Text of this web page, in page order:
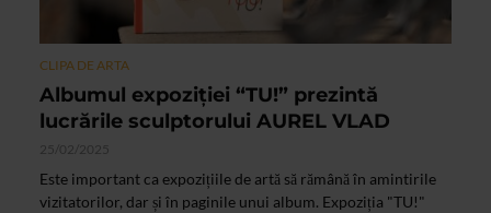
CLIPA DE ARTA
Albumul expoziției “TU!” prezintă
lucrările sculptorului AUREL VLAD
25/02/2025
Este important ca expozițiile de artă să rămână în amintirile
vizitatorilor, dar și în paginile unui album. Expoziția "TU!"